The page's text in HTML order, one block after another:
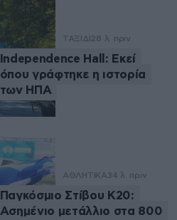
ΤΑΞΙΔΙ28 λ. πριν
Independence Hall: Εκεί
όπου γράφτηκε η ιστορία
των ΗΠΑ
ΑΘΛΗΤΙΚΑ34 λ. πριν
Παγκόσμιο Στίβου Κ20:
Ασημένιο μετάλλιο στα 800